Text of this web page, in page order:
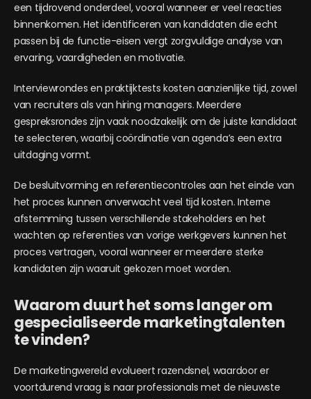
een tijdrovend onderdeel, vooral wanneer er veel reacties
binnenkomen. Het identificeren van kandidaten die echt
passen bij de functie-eisen vergt zorgvuldige analyse van
ervaring, vaardigheden en motivatie.
Interviewrondes en praktijktests kosten aanzienlijke tijd, zowel
van recruiters als van hiring managers. Meerdere
gespreksrondes zijn vaak noodzakelijk om de juiste kandidaat
te selecteren, waarbij coördinatie van agenda’s een extra
uitdaging vormt.
De besluitvorming en referentiecontroles aan het einde van
het proces kunnen onverwacht veel tijd kosten. Interne
afstemming tussen verschillende stakeholders en het
wachten op referenties van vorige werkgevers kunnen het
proces vertragen, vooral wanneer er meerdere sterke
kandidaten zijn waaruit gekozen moet worden.
Waarom duurt het soms langer om
gespecialiseerde marketingtalenten
te vinden?
De marketingwereld evolueert razendsnel, waardoor er
voortdurend vraag is naar professionals met de nieuwste